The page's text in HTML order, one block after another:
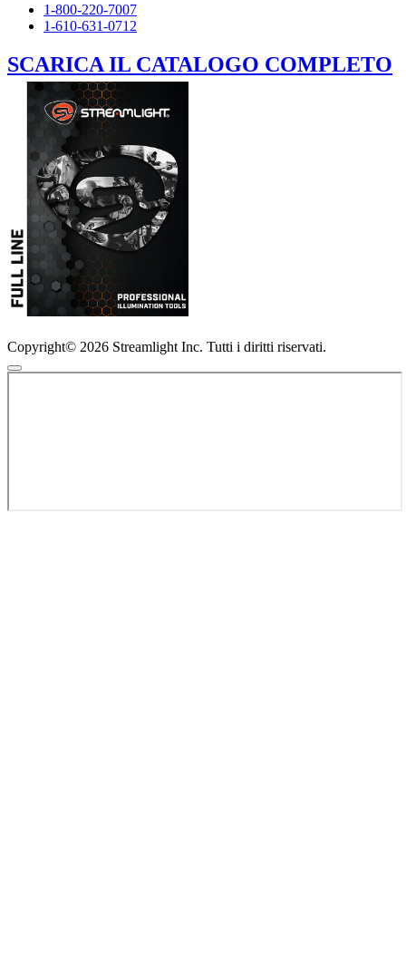
1-800-220-7007
1-610-631-0712
SCARICA IL CATALOGO COMPLETO
Copyright© 2026 Streamlight Inc. Tutti i diritti riservati.